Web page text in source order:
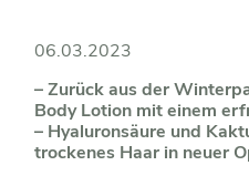
06.03.2023
– Zurück aus der
Body Lotion mit einem
– Hyaluronsäure und
trockenes Haar in neuer